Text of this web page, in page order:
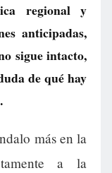
regional y
anticipadas,
sigue intacto,
de qué hay
más en la
a la